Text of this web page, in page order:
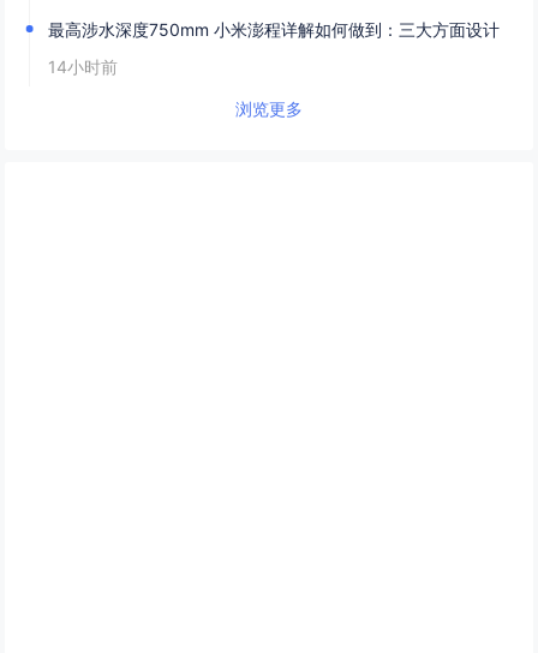
最高涉水深度750mm 小米澎程详解如何做到：三大方面设计
14小时前
浏览更多